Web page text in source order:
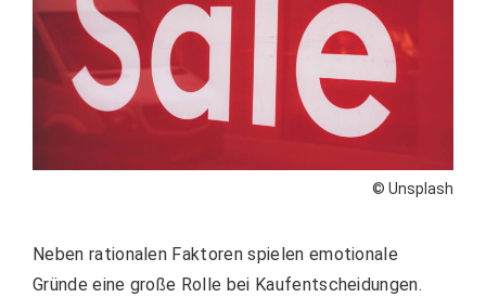
© Unsplash
Neben rationalen Faktoren spielen emotionale
Gründe eine große Rolle bei Kaufentscheidungen.